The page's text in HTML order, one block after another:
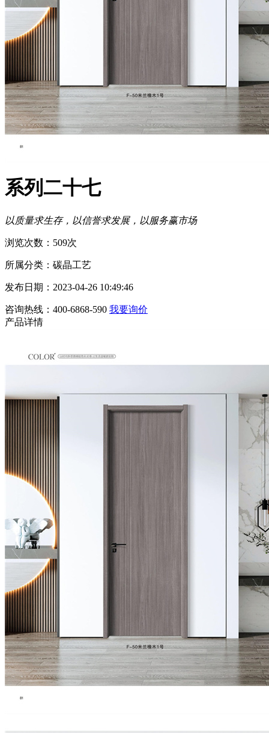
系列二十七
以质量求生存，以信誉求发展，以服务赢市场
浏览次数：509次
所属分类：碳晶工艺
发布日期：2023-04-26 10:49:46
咨询热线：400-6868-590 我要询价
产品详情